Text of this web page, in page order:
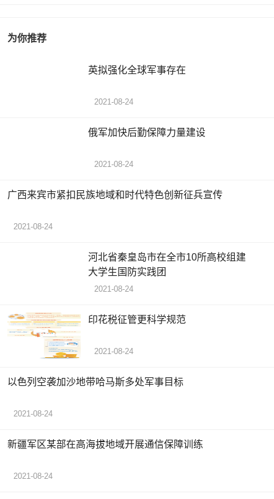
为你推荐
英拟强化全球军事存在
2021-08-24
俄军加快后勤保障力量建设
2021-08-24
广西来宾市紧扣民族地域和时代特色创新征兵宣传
2021-08-24
河北省秦皇岛市在全市10所高校组建
大学生国防实践团
2021-08-24
印花税征管更科学规范
2021-08-24
以色列空袭加沙地带哈马斯多处军事目标
2021-08-24
新疆军区某部在高海拔地域开展通信保障训练
2021-08-24